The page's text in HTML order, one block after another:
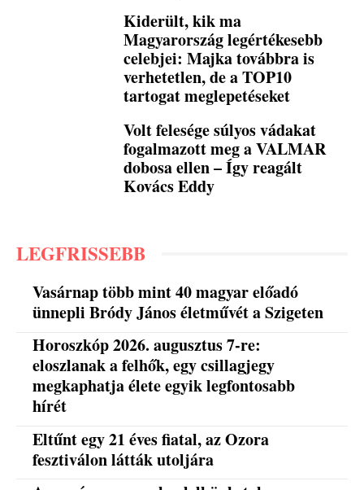
Kiderült, kik ma
Magyarország legértékesebb
celebjei: Majka továbbra is
verhetetlen, de a TOP10
tartogat meglepetéseket
Volt felesége súlyos vádakat
fogalmazott meg a VALMAR
dobosa ellen – Így reagált
Kovács Eddy
LEGFRISSEBB
Vasárnap több mint 40 magyar előadó
ünnepli Bródy János életművét a Szigeten
Horoszkóp 2026. augusztus 7-re:
eloszlanak a felhők, egy csillagjegy
megkaphatja élete egyik legfontosabb
hírét
Eltűnt egy 21 éves fiatal, az Ozora
fesztiválon látták utoljára